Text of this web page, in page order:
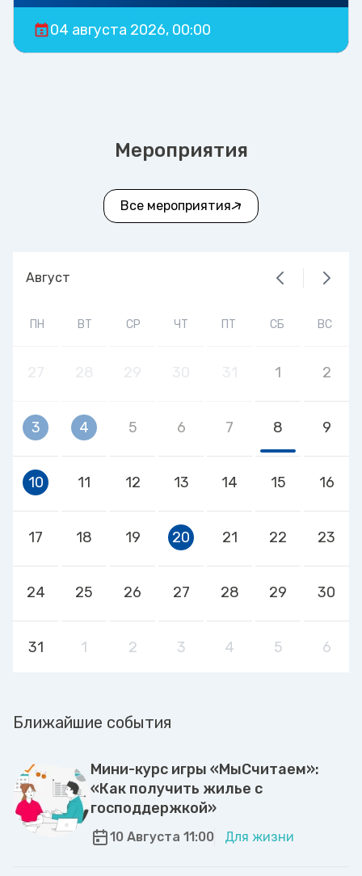
04 августа 2026, 00:00
Мероприятия
Все мероприятия
Август
ПН ВТ СР ЧТ ПТ СБ ВС
1 2
3 4 5 6 7 8 9
10 11 12 13 14 15 16
17 18 19 20 21 22 23
24 25 26 27 28 29 30
31 1 2 3 4 5 6
Ближайшие события
Мини-курс игры «МыСчитаем»:
«Как получить жилье с
господдержкой»
10 Августа 11:00 Для жизни